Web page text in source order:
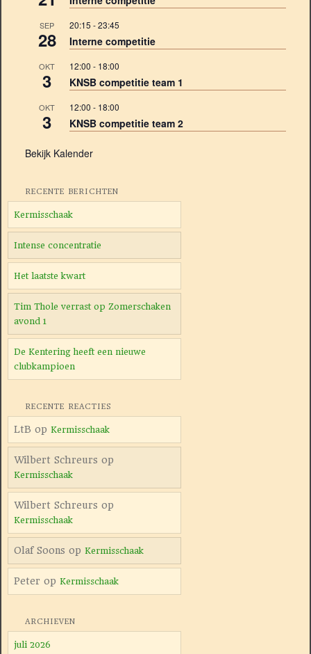
SEP
28
20:15 -23:45
Interne competitie
OKT
3
12:00 - 18:00
KNSB competitie team 1
OKT
3
12:00 - 18:00
KNSB competitie team 2
Bekijk Kalender
RECENTE BERICHTEN
Kermisschaak
Intense concentratie
Het laatste kwart
Tim Thole verrast op Zomerschaken
avond 1
De Kentering heeft een nieuwe
clubkampioen
RECENTE REACTIES
LtB op Kermisschaak
Wilbert Schreurs op
Kermisschaak
Wilbert Schreurs op
Kermisschaak
Olaf Soons op Kermisschaak
Peter op Kermisschaak
ARCHIEVEN
juli 2026